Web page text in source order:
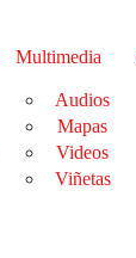
Multimedia
Audios
Mapas
Videos
Viñetas